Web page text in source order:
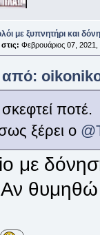
με ξυπνητήρι και
Φεβρουάριος 07,
ποτέ.
ξέρει ο
με